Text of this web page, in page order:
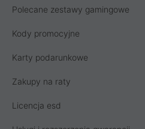
Polecane zestawy gamingowe
Kody promocyjne
Karty podarunkowe
Zakupy na raty
Licencja esd